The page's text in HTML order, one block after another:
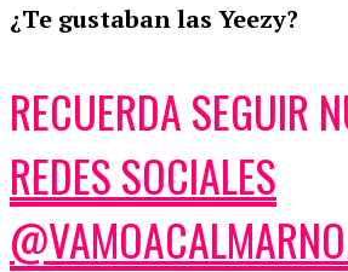
¿Te gustaban las Yeezy?
RECUERDA SEGUIR
REDES SOCIALES